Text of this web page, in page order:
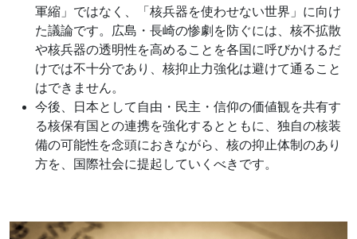
軍縮」ではなく、「核兵器を使わせない世界」に向け
た議論です。広島・長崎の惨劇を防ぐには、核不拡散
や核兵器の透明性を高めることを各国に呼びかけるだ
けでは不十分であり、核抑止力強化は避けて通ること
はできません。
今後、日本として自由・民主・信仰の価値観を共有す
る核保有国との連携を強化するとともに、独自の核装
備の可能性を念頭におきながら、核の抑止体制のあり
方を、国際社会に提起していくべきです。